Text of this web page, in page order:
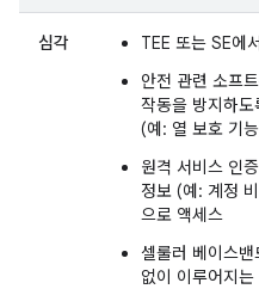
심각
TEE 또는 SE에
안전 관련 소프
작동을 방지하
(예: 열 보호 기
원격 서비스 인
정보 (예: 계정
으로 액세스
셀룰러 베이스
없이 이루어지